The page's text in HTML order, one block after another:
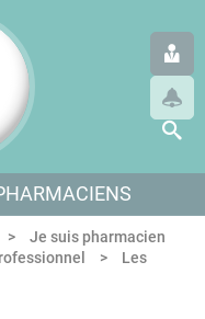
Je suis pharmacien
Les